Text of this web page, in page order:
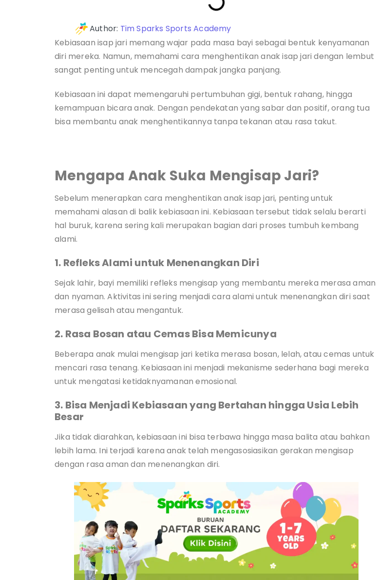
Author: Tim Sparks Sports Academy
Kebiasaan isap jari memang wajar pada masa bayi sebagai bentuk kenyamanan
diri mereka. Namun, memahami cara menghentikan anak isap jari dengan lembut
sangat penting untuk mencegah dampak jangka panjang.
Kebiasaan ini dapat memengaruhi pertumbuhan gigi, bentuk rahang, hingga
kemampuan bicara anak. Dengan pendekatan yang sabar dan positif, orang tua
bisa membantu anak menghentikannya tanpa tekanan atau rasa takut.
Mengapa Anak Suka Mengisap Jari?
Sebelum menerapkan cara menghentikan anak isap jari, penting untuk
memahami alasan di balik kebiasaan ini. Kebiasaan tersebut tidak selalu berarti
hal buruk, karena sering kali merupakan bagian dari proses tumbuh kembang
alami.
1. Refleks Alami untuk Menenangkan Diri
Sejak lahir, bayi memiliki refleks mengisap yang membantu mereka merasa aman
dan nyaman. Aktivitas ini sering menjadi cara alami untuk menenangkan diri saat
merasa gelisah atau mengantuk.
2. Rasa Bosan atau Cemas Bisa Memicunya
Beberapa anak mulai mengisap jari ketika merasa bosan, lelah, atau cemas untuk
mencari rasa tenang. Kebiasaan ini menjadi mekanisme sederhana bagi mereka
untuk mengatasi ketidaknyamanan emosional.
3. Bisa Menjadi Kebiasaan yang Bertahan hingga Usia Lebih
Besar
Jika tidak diarahkan, kebiasaan ini bisa terbawa hingga masa balita atau bahkan
lebih lama. Ini terjadi karena anak telah mengasosiasikan gerakan mengisap
dengan rasa aman dan menenangkan diri.